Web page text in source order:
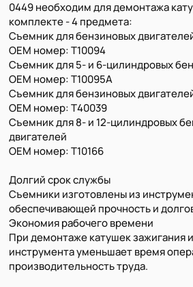
0449 необходим для демонтажа
комплекте - 4 предмета:
Съемник для бензиновых двигателей
OEM номер: T10094
Съемник для 5- и 6-цилиндровых
OEM номер: T10095A
Съемник для бензиновых
OEM номер: T40039
Съемник для 8- и 12-цилиндровых
двигателей
OEM номер: T10166
Долгий срок службы
Съемники изготовлены из
обеспечивающей прочность и
Экономия рабочего времени
При демонтаже катушек зажигания
инструмента уменьшает время
производительность труда.